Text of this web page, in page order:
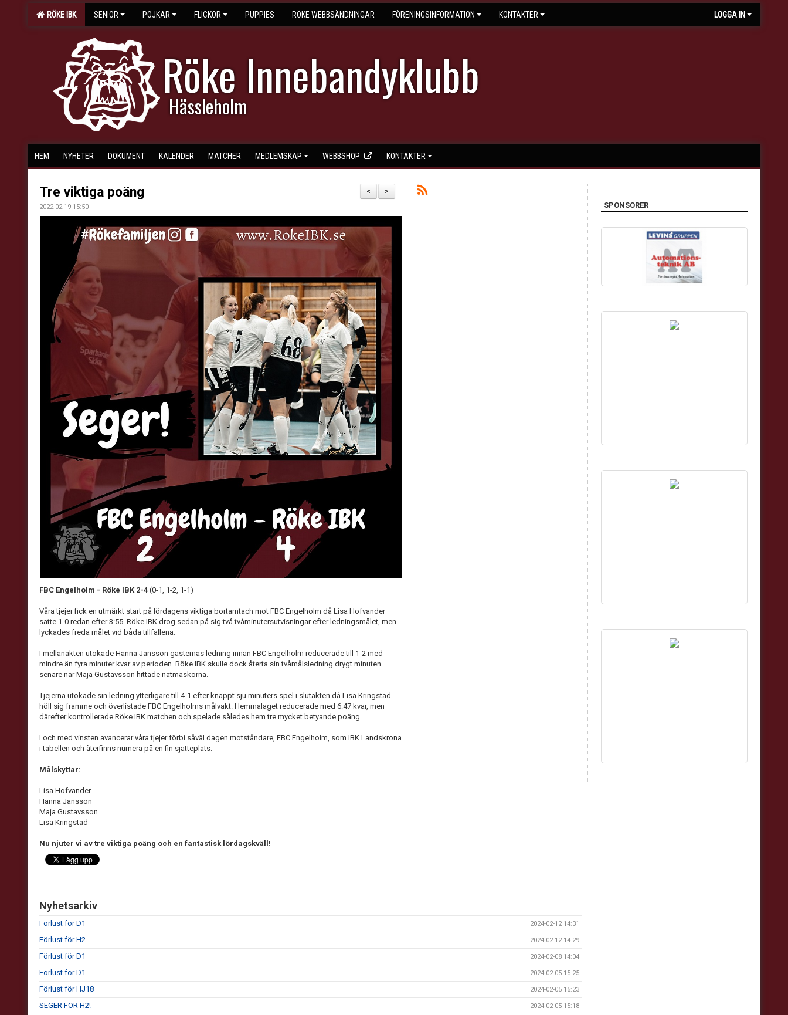
RÖKE IBK SENIOR POJKAR FLICKOR PUPPIES RÖKE WEBBSÄNDNINGAR FÖRENINGSINFORMATION KONTAKTER LOGGA IN
Röke Innebandyklubb
Hässleholm
HEM NYHETER DOKUMENT KALENDER MATCHER MEDLEMSKAP WEBBSHOP KONTAKTER
>
<
Tre viktiga poäng
2022-02-19 15:50
FBC Engelholm - Röke IBK 2-4 (0-1, 1-2, 1-1)
Våra tjejer fick en utmärkt start på lördagens viktiga bortamtach mot FBC Engelholm då Lisa Hofvander
satte 1-0 redan efter 3:55. Röke IBK drog sedan på sig två tvåminutersutvisningar efter ledningsmålet, men
lyckades freda målet vid båda tillfällena.
I mellanakten utökade Hanna Jansson gästernas ledning innan FBC Engelholm reducerade till 1-2 med
mindre än fyra minuter kvar av perioden. Röke IBK skulle dock återta sin tvåmålsledning drygt minuten
senare när Maja Gustavsson hittade nätmaskorna.
Tjejerna utökade sin ledning ytterligare till 4-1 efter knappt sju minuters spel i slutakten då Lisa Kringstad
höll sig framme och överlistade FBC Engelholms målvakt. Hemmalaget reducerade med 6:47 kvar, men
därefter kontrollerade Röke IBK matchen och spelade således hem tre mycket betyande poäng.
I och med vinsten avancerar våra tjejer förbi såväl dagen motståndare, FBC Engelholm, som IBK Landskrona
i tabellen och återfinns numera på en fin sjätteplats.
Målskyttar:
Lisa Hofvander
Hanna Jansson
Maja Gustavsson
Lisa Kringstad
Nu njuter vi av tre viktiga poäng och en fantastisk lördagskväll!
Nyhetsarkiv
Förlust för D1 2024-02-12 14:31
Förlust för H2 2024-02-12 14:29
Förlust för D1 2024-02-08 14:04
Förlust för D1 2024-02-05 15:25
Förlust för HJ18 2024-02-05 15:23
SEGER FÖR H2! 2024-02-05 15:18
SPONSORER